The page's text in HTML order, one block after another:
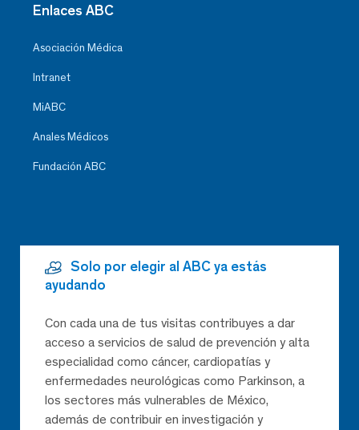
Enlaces ABC
Asociación Médica
Intranet
MiABC
Anales Médicos
Fundación ABC
Solo por elegir al ABC ya estás
ayudando
Con cada una de tus visitas contribuyes a dar
acceso a servicios de salud de prevención y alta
especialidad como cáncer, cardiopatías y
enfermedades neurológicas como Parkinson, a
los sectores más vulnerables de México,
además de contribuir en investigación y